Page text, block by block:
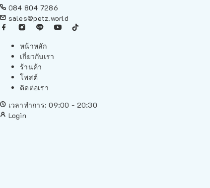
084 804 7286
sales@petz.world
หน้าหลัก
เกี่ยวกับเรา
ร้านค้า
โพสต์
ติดต่อเรา
เวลาทำการ: 09:00 - 20:30
Login